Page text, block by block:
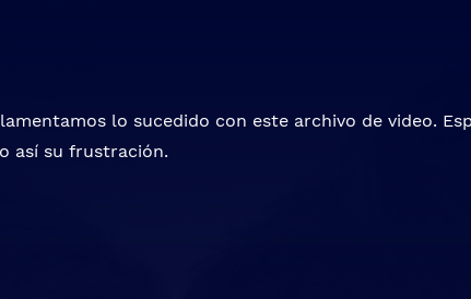
lo sucedido con este archivo de video.
así su frustración.